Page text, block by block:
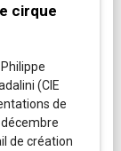
cirque
(CIE
de
de création